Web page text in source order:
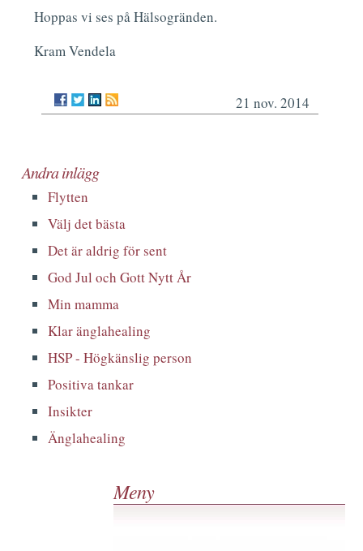
Hoppas vi ses på Hälsogränden.
Kram Vendela
21 nov. 2014
Andra inlägg
Flytten
Välj det bästa
Det är aldrig för sent
God Jul och Gott Nytt År
Min mamma
Klar änglahealing
HSP - Högkänslig person
Positiva tankar
Insikter
Änglahealing
Meny